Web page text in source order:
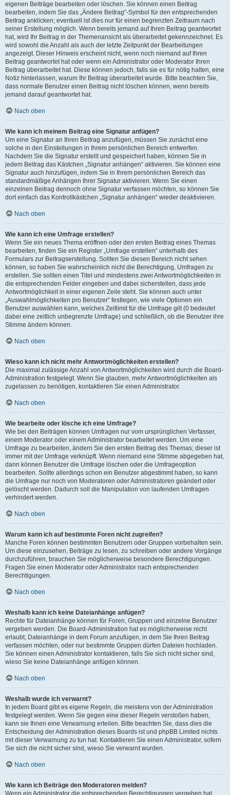
eigenen Beiträge bearbeiten oder löschen. Sie können einen Beitrag
bearbeiten, indem Sie das „Ändere Beitrag“-Symbol für den entsprechenden
Beitrag anklicken; eventuell ist dies nur für einen begrenzten Zeitraum nach
seiner Erstellung möglich. Wenn bereits jemand auf Ihren Beitrag geantwortet
hat, wird Ihr Beitrag in der Themenansicht als überarbeitet gekennzeichnet. Es
wird sowohl die Anzahl als auch der letzte Zeitpunkt der Bearbeitungen
angezeigt. Dieser Hinweis erscheint nicht, wenn noch niemand auf Ihren
Beitrag geantwortet hat oder wenn ein Administrator oder Moderator Ihren
Beitrag überarbeitet hat. Diese können jedoch, falls sie es für nötig halten, eine
Notiz hinterlassen, warum Ihr Beitrag überarbeitet wurde. Bitte beachten Sie,
dass normale Benutzer einen Beitrag nicht löschen können, wenn bereits
jemand darauf geantwortet hat.
Nach oben
Wie kann ich meinem Beitrag eine Signatur anfügen?
Um eine Signatur an Ihren Beitrag anzufügen, müssen Sie zunächst eine
solche in den Einstellungen in Ihrem persönlichen Bereich entwerfen.
Nachdem Sie die Signatur erstellt und gespeichert haben, können Sie in
jedem Beitrag das Kästchen „Signatur anhängen“ aktivieren. Sie können eine
Signatur auch hinzufügen, indem Sie in Ihrem persönlichen Bereich das
standardmäßige Anhängen Ihrer Signatur aktivieren. Wenn Sie einen
einzelnen Beitrag dennoch ohne Signatur verfassen möchten, so können Sie
dort einfach das Kontrollkästchen „Signatur anhängen“ wieder deaktivieren.
Nach oben
Wie kann ich eine Umfrage erstellen?
Wenn Sie ein neues Thema eröffnen oder den ersten Beitrag eines Themas
bearbeiten, finden Sie ein Register „Umfrage erstellen“ unterhalb des
Formulars zur Beitragserstellung. Sollten Sie diesen Bereich nicht sehen
können, so haben Sie wahrscheinlich nicht die Berechtigung, Umfragen zu
erstellen. Sie sollten einen Titel und mindestens zwei Antwortmöglichkeiten in
die entsprechenden Felder eingeben und dabei sicherstellen, dass jede
Antwortmöglichkeit in einer eigenen Zeile steht. Sie können auch unter
„Auswahlmöglichkeiten pro Benutzer“ festlegen, wie viele Optionen ein
Benutzer auswählen kann, welches Zeitlimit für die Umfrage gilt (0 bedeutet
dabei eine zeitlich unbegrenzte Umfrage) und schließlich, ob die Benutzer ihre
Stimme ändern können.
Nach oben
Wieso kann ich nicht mehr Antwortmöglichkeiten erstellen?
Die maximal zulässige Anzahl von Antwortmöglichkeiten wird durch die Board-
Administration festgelegt. Wenn Sie glauben, mehr Antwortmöglichkeiten als
zugelassen zu benötigen, kontaktieren Sie einen Administrator.
Nach oben
Wie bearbeite oder lösche ich eine Umfrage?
Wie bei den Beiträgen können Umfragen nur vom ursprünglichen Verfasser,
einem Moderator oder einem Administrator bearbeitet werden. Um eine
Umfrage zu bearbeiten, ändern Sie den ersten Beitrag des Themas; dieser ist
immer mit der Umfrage verknüpft. Wenn niemand eine Stimme abgegeben hat,
dann können Benutzer die Umfrage löschen oder die Umfrageoption
bearbeiten. Sollte allerdings schon ein Benutzer abgestimmt haben, so kann
die Umfrage nur noch von Moderatoren oder Administratoren geändert oder
gelöscht werden. Dadurch soll die Manipulation von laufenden Umfragen
verhindert werden.
Nach oben
Warum kann ich auf bestimmte Foren nicht zugreifen?
Manche Foren können bestimmten Benutzern oder Gruppen vorbehalten sein.
Um diese einzusehen, Beiträge zu lesen, zu schreiben oder andere Vorgänge
durchzuführen, brauchen Sie möglicherweise besondere Berechtigungen.
Fragen Sie einen Moderator oder Administrator nach entsprechenden
Berechtigungen.
Nach oben
Weshalb kann ich keine Dateianhänge anfügen?
Rechte für Dateianhänge können für Foren, Gruppen und einzelne Benutzer
vergeben werden. Die Board-Administration hat es möglicherweise nicht
erlaubt, Dateianhänge in dem Forum anzufügen, in dem Sie Ihren Beitrag
verfassen möchten, oder nur bestimmte Gruppen dürfen Dateien hochladen.
Sie können einen Administrator kontaktieren, falls Sie sich nicht sicher sind,
wieso Sie keine Dateianhänge anfügen können.
Nach oben
Weshalb wurde ich verwarnt?
In jedem Board gibt es eigene Regeln, die meistens von der Administration
festgelegt werden. Wenn Sie gegen eine dieser Regeln verstoßen haben,
kann sie Ihnen eine Verwarnung erteilen. Bitte beachten Sie, dass dies die
Entscheidung der Administration dieses Boards ist und phpBB Limited nichts
mit dieser Verwarnung zu tun hat. Kontaktieren Sie einen Administrator, sofern
Sie sich die nicht sicher sind, wieso Sie verwarnt wurden.
Nach oben
Wie kann ich Beiträge den Moderatoren melden?
Wenn ein Administrator die entsprechenden Berechtigungen vergeben hat,